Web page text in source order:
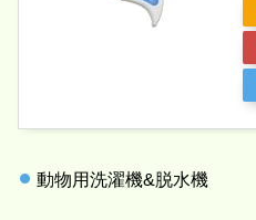
動物用洗濯機&脱水機